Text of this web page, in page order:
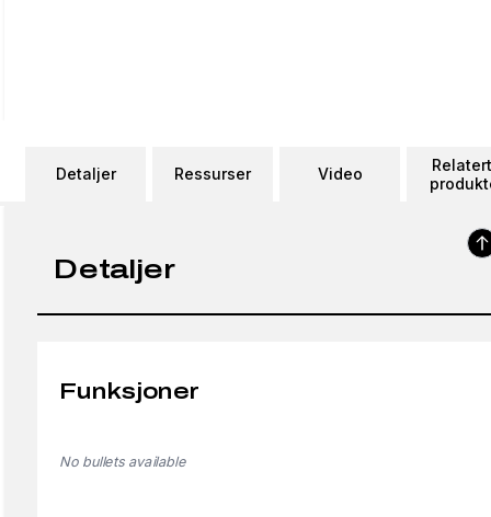
Detaljer Ressurser Video
Detaljer
Funksjoner
No bullets available